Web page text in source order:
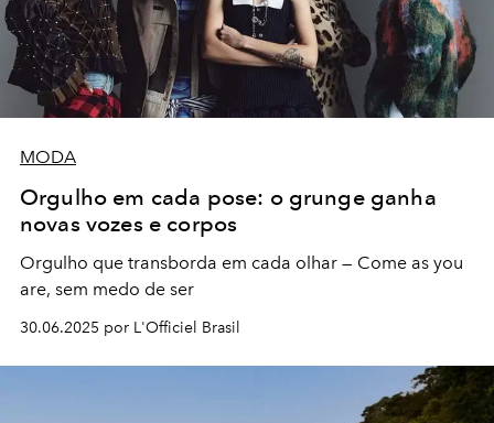
MODA
Orgulho em cada pose: o grunge ganha
novas vozes e corpos
Orgulho que transborda em cada olhar — Come as you
are, sem medo de ser
30.06.2025 por L'Officiel Brasil